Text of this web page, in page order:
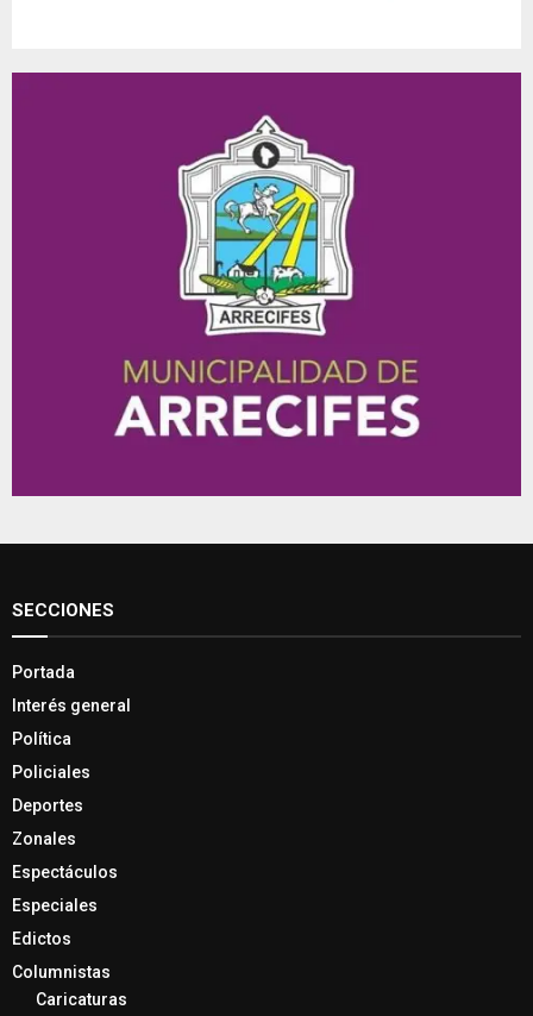
SECCIONES
Portada
Interés general
Política
Policiales
Deportes
Zonales
Espectáculos
Especiales
Edictos
Columnistas
Caricaturas